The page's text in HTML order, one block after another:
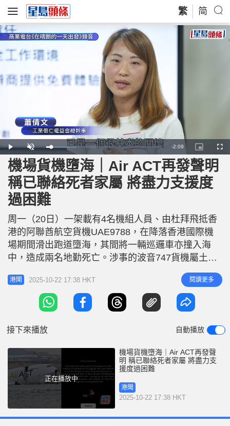
繁 简
P
l
a
y
U
n
m
u
t
e
L
o
a
d
e
d
:
2
6
R
e
m
n
n
-2:09
P
i
c
t
u
e
-
i
c
t
u
r
e
F
u
機場貨機墮海｜Air ACT再發聲明
稱已聯絡死者家屬 將盡力支援度
過困難
周一（20日）一架載有4名機組人員、由杜拜飛抵香
港的阿聯酋航空貨機UAE9788，在降落香港國際機
場期間滑出跑道墮海，其間將一輛巡邏車亦撞入海
中，造成兩名地勤死亡。涉事的波音747貨機屬土耳
其「Air ACT」貨運航企，由阿聯酋航空「全包」租
賃（濕租 wet-lease）。 Air ACT：盡一切所能為家
屬提供支援 繼日前發聲明稱會配合調查，Air ACT今
日（22日）再在官網發聲明，表示已經聯繫
港聞 2025-10-22 17:38 HKT 閱讀更多
接下來播放 自動播放
正在播放中
機場貨機墮海｜Air ACT再發聲
明 稱已聯絡死者家屬 將盡力支
援度過困難
港聞
2025-10-22 17:38 HKT